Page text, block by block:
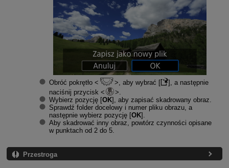
Obróć pokrętło , aby wybrać [
], a następnie
naciśnij przycisk
Wybierz pozycję [OK], aby zapisać skadrowany obraz.
Sprawdź folder docelowy i numer pliku obrazu, a
następnie wybierz pozycję [OK].
Aby skadrować inny obraz, powtórz czynności opisane
w punktach od 2 do 5.
Przestroga